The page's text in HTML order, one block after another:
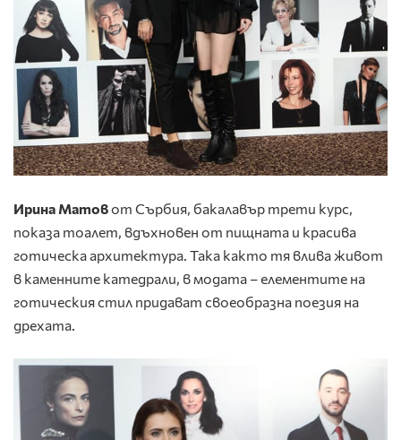
Ирина Матовот Сърбия, бакалавър трети курс,
показа тоалет, вдъхновен от пищната и красива
готическа архитектура. Така както тя влива живот
в каменните катедрали, в модата – елементите на
готическия стил придават своеобразна поезия на
дрехата.